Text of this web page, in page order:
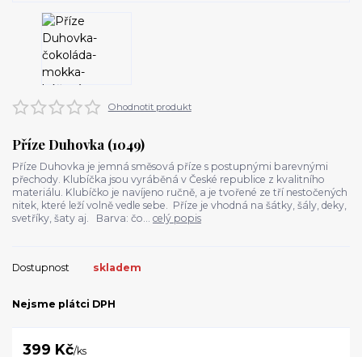
Ohodnotit produkt
Příze Duhovka (1049)
Příze Duhovka je jemná směsová příze s postupnými barevnými
přechody. Klubíčka jsou vyráběná v České republice z kvalitního
materiálu. Klubíčko je navíjeno ručně, a je tvořené ze tří nestočených
nitek, které leží volně vedle sebe. Příze je vhodná na šátky, šály, deky,
svetříky, šaty aj. Barva: čo... celý popis
Dostupnost skladem
Nejsme plátci DPH
399 Kč/ks